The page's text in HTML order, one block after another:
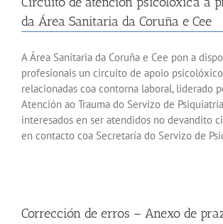
da Área Sanitaria da Coruña e Cee
A Área Sanitaria da Coruña e Cee pon a
profesionais un circuito de apoio
relacionadas coa contorna laboral, liderado
Atención ao Trauma do Servizo de
interesados en ser atendidos no devandito
en contacto coa Secretaría do Servizo de
Corrección de erros – Anexo de